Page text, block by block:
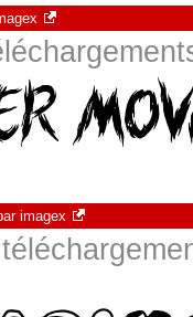
imagex